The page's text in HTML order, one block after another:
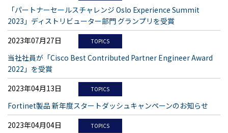
「パートナーセールスチャレンジ Oslo Experience Summit
2023」ディストリビューター部門 グランプリを受賞
2023年07月27日
TOPICS
当社社員が「Cisco Best Contributed Partner Engineer Award
2022」を受賞
2023年04月13日
TOPICS
Fortinet製品 新年度スタートダッシュキャンペーンのお知らせ
2023年04月04日
TOPICS